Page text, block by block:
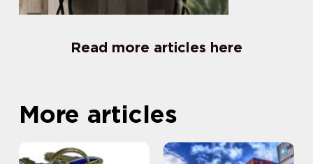
Read more articles here
More articles